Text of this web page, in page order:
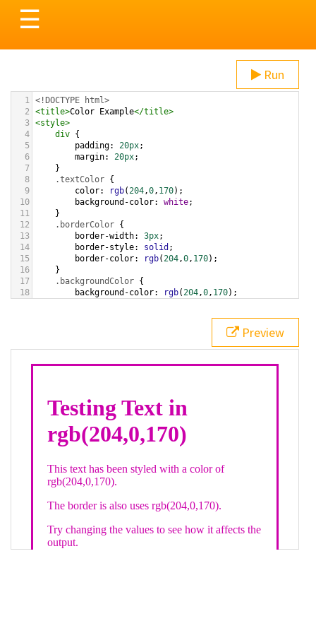
Toggle
navigation
☰
Run
1 <!DOCTYPE html>
2
<title>Color Example</title>
3 <style>
4
div {
5
padding: 20px;
6
margin: 20px;
7
}
8
.textColor {
9
color: rgb(204,0, 170);
10
background-color: white;
11
}
12
.borderColor {
13
border-width: 3px;
14
border-style: solid ;
15
border-color: rgb(204,0, 170);
16
}
17
.backgroundColor {
18
background-color: rgb(204,0, 170);
bottom ,
white, rgb(204,0,170));
div class="textColor borderColor"
< h1>Testing Text in rgb(204,0,170)
Preview